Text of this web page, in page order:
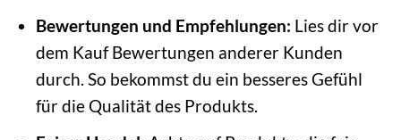
Bewertungen und Empfehlungen: Lies dir vor
dem Kauf Bewertungen anderer Kunden
durch. So bekommst du ein besseres Gefühl
für die Qualität des Produkts.